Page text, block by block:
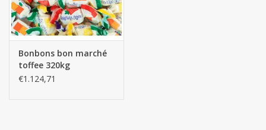
Fournitures de bureau
Les batteries
Produits Covid-19
Bonbons bon marché
toffee 320kg
€1.124,71